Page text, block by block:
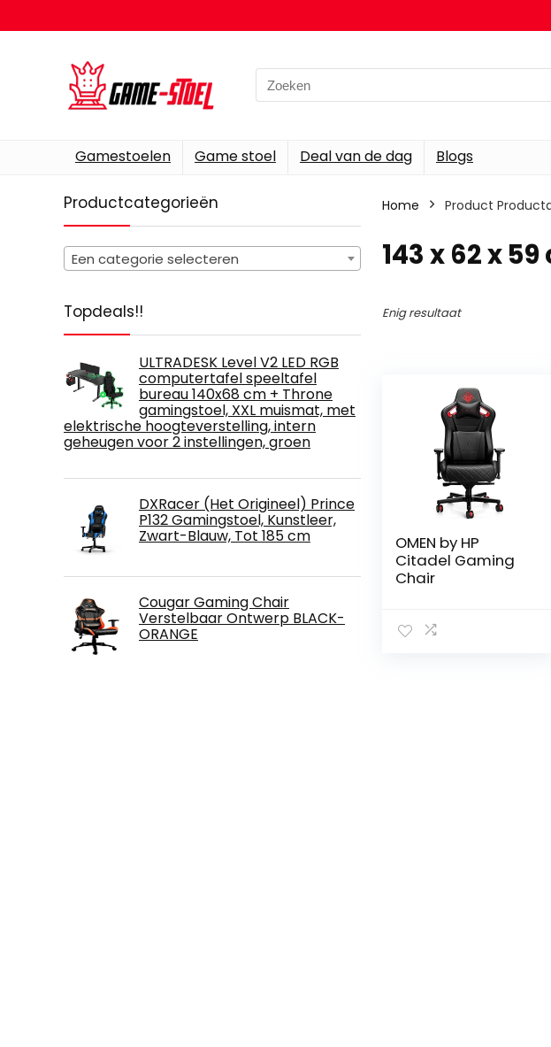
Search
for:
Gamestoelen Game stoel Deal van de dag Blogs
Productcategorieën
Een categorie selecteren
Topdeals!!
ULTRADESK Level V2 LED RGB
computertafel speeltafel
bureau 140x68 cm + Throne
gamingstoel, XXL muismat, met
elektrische hoogteverstelling, intern
geheugen voor 2 instellingen, groen
DXRacer (Het Origineel) Prince
P132 Gamingstoel, Kunstleer,
Zwart-Blauw, Tot 185 cm
Cougar Gaming Chair
Verstelbaar Ontwerp BLACK-
ORANGE
Home Product
‎143 x 62 x
Enig resultaat
OMEN by HP
Citadel Gaming
Chair